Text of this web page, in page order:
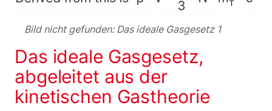
Bild nicht gefunden: Das ideale Gasgesetz 1
Das ideale Gasgesetz,
abgeleitet aus der
kinetischen Gastheorie